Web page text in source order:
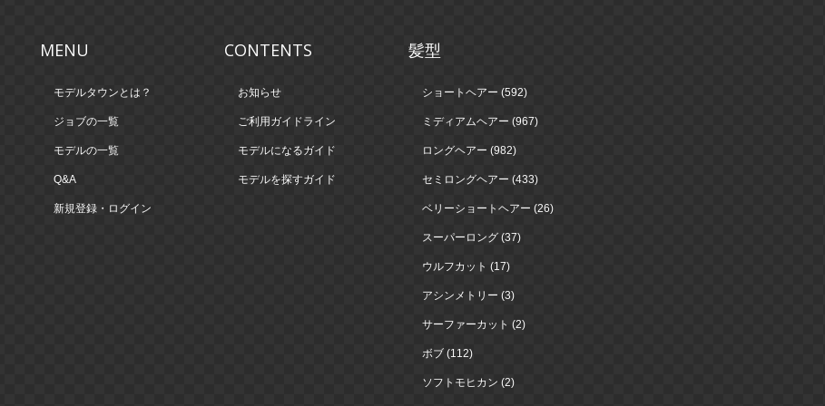
MENU
モデルタウンとは？
ジョブの一覧
モデルの一覧
Q&A
新規登録・ログイン
CONTENTS
お知らせ
ご利用ガイドライン
モデルになるガイド
モデルを探すガイド
髪型
ショートヘアー (592)
ミディアムヘアー (967)
ロングヘアー (982)
セミロングヘアー (433)
ベリーショートヘアー (26)
スーパーロング (37)
ウルフカット (17)
アシンメトリー (3)
サーファーカット (2)
ボブ (112)
ソフトモヒカン (2)